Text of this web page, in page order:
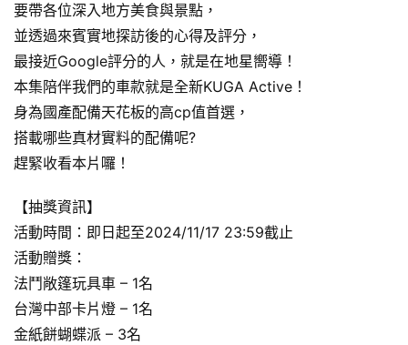
汽
車
／
機
車
試
駕
影
台
灣
車
與
生
M
i
l
lt
A
p
p
要帶各位深入地方美食與景點，
並透過來賓實地探訪後的心得及評分，
最接近Google評分的人，就是在地星嚮導！
本集陪伴我們的車款就是全新KUGA Active！
身為國產配備天花板的高cp值首選，
搭載哪些真材實料的配備呢?
趕緊收看本片囉！
【抽獎資訊】
活動時間：即日起至2024/11/17 23:59截止
活動贈獎：
法鬥敞篷玩具車 – 1名
台灣中部卡片燈 – 1名
金紙餅蝴蝶派 – 3名